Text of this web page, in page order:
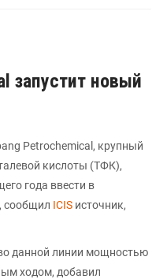
запустит новый
Petrochemical, крупный
кислоты (ТФК),
года ввести в
сообщил ICIS источник,
данной линии мощностью
ходом, добавил